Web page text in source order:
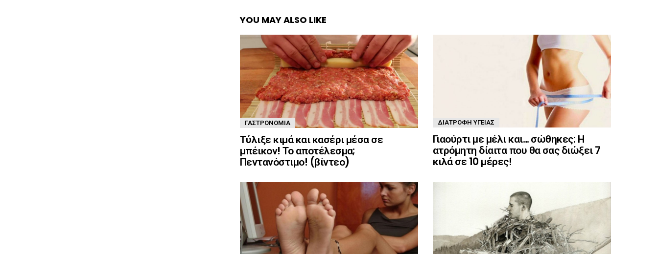
YOU MAY ALSO LIKE
ΓΑΣΤΡΟΝΟΜΊΑ
Τύλιξε κιμά και κασέρι μέσα σε
μπέικον! Το αποτέλεσμα;
Πεντανόστιμο! (βίντεο)
ΔΙΑΤΡΟΦΉ ΥΓΕΊΑΣ
Γιαούρτι με μέλι και… σώθηκες: Η
ατρόμητη δίαιτα που θα σας διώξει 7
κιλά σε 10 μέρες!